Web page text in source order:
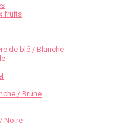
fruits
de blé / Blanche
/ Brune
Noire